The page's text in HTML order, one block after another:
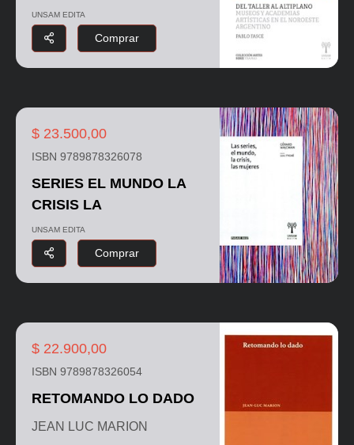
UNSAM EDITA
Comprar
$ 23.500,00
ISBN 9789878326078
SERIES EL MUNDO LA
CRISIS LA
UNSAM EDITA
Comprar
$ 22.900,00
ISBN 9789878326054
RETOMANDO LO DADO
JEAN LUC MARION